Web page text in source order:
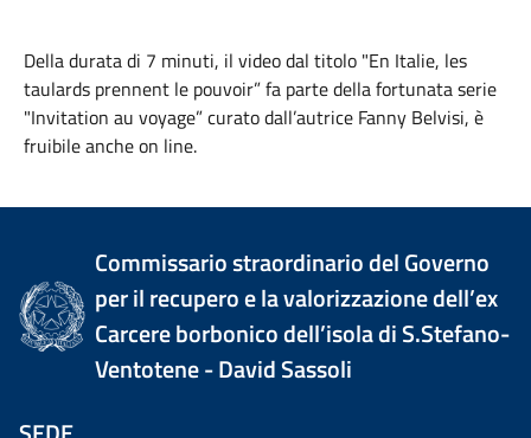
Della durata di 7 minuti, il video dal titolo "En Italie, les
taulards prennent le pouvoir” fa parte della fortunata serie
"Invitation au voyage” curato dall’autrice Fanny Belvisi, è
fruibile anche on line.
Commissario straordinario del Governo
per il recupero e la valorizzazione dell’ex
Carcere borbonico dell’isola di S.Stefano-
Ventotene - David Sassoli